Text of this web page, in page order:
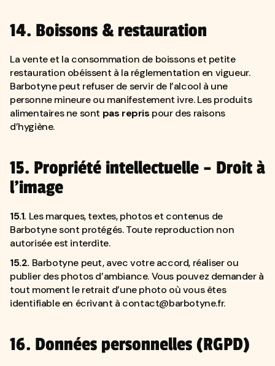
14. Boissons & restauration
La vente et la consommation de boissons et petite
restauration obéissent à la réglementation en vigueur.
Barbotyne peut refuser de servir de l’alcool à une
personne mineure ou manifestement ivre. Les produits
alimentaires ne sont pas repris pour des raisons
d’hygiène.
15. Propriété intellectuelle – Droit à
l’image
15.1. Les marques, textes, photos et contenus de
Barbotyne sont protégés. Toute reproduction non
autorisée est interdite.
15.2. Barbotyne peut, avec votre accord, réaliser ou
publier des photos d’ambiance. Vous pouvez demander à
tout moment le retrait d’une photo où vous êtes
identifiable en écrivant à contact@barbotyne.fr.
16. Données personnelles (RGPD)